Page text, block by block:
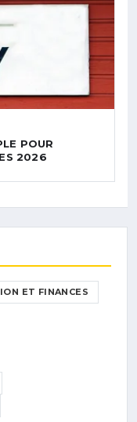
POUR
2026
ET FINANCES